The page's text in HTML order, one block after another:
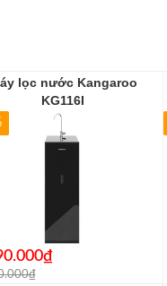
lọc nước Kangaroo
KG116I